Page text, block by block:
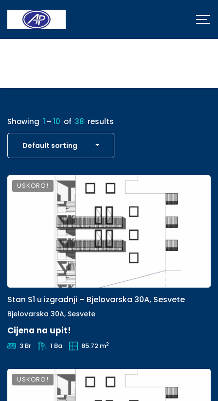
Showing 1 –10 of 38 results
Default sorting
USKORO!
Stan S1 u izgradnji – Bjelovarska 30A, Sesvete
Bjelovarska 30A, Sesvete
Cijena na upit!
3 Br 1 Ba 85.72 m2
USKORO!